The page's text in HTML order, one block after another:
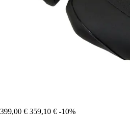
399,00 € 359,10 € -10%